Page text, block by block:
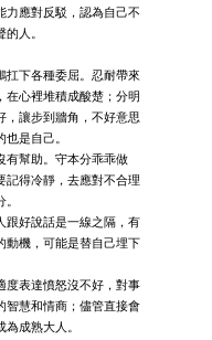
力應對反駁，認為自己不
人。
扛下各種委屈。忍耐帶來
在心裡堆積成酸楚；分明
，讓步到牆角，不好意思
是自己。
有幫助。守本分乖乖做
記得冷靜，去應對不合理
跟好說話是一線之隔，有
動機，可能是替自己埋下
度表達憤怒沒不好，對事
智慧和情商；儘管直接會
成熟大人。